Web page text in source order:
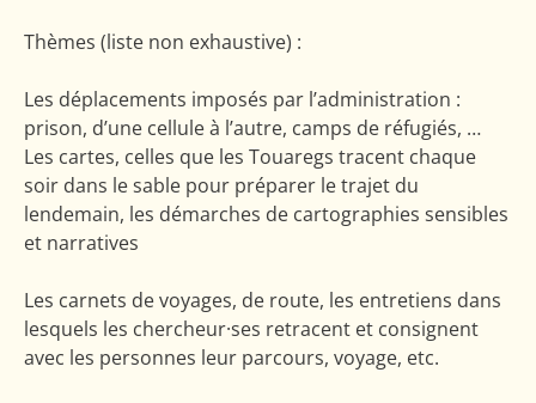
Thèmes (liste non exhaustive) :
Les déplacements imposés par l’administration :
prison, d’une cellule à l’autre, camps de réfugiés, …
Les cartes, celles que les Touaregs tracent chaque
soir dans le sable pour préparer le trajet du
lendemain, les démarches de cartographies sensibles
et narratives
Les carnets de voyages, de route, les entretiens dans
lesquels les chercheur·ses retracent et consignent
avec les personnes leur parcours, voyage, etc.